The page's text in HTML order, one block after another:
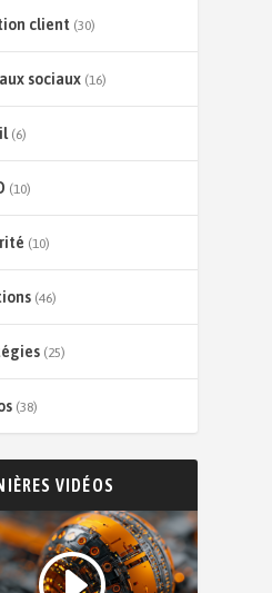
client(30)
sociaux(16)
(6)
(10)
(10)
(46)
(25)
(38)
VIDÉOS